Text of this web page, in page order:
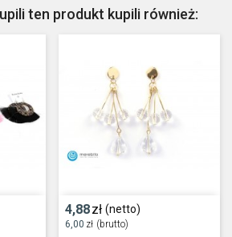
ten produkt kupili również:
4,88zł (netto)
6,00 zł (brutto)